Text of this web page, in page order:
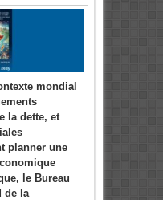
mondial
la dette, et
planner une
le Bureau
de la